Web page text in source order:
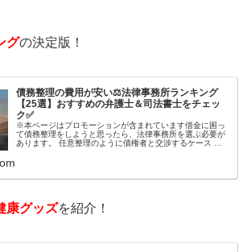
グの決定版！
債務整理の費用が安い⚖️法律事務所ランキング
【25選】おすすめの弁護士＆司法書士をチェッ
ク✅
※本ページはプロモーションが含まれています借金に困っ
て債務整理をしようと思ったら、法律事務所を選ぶ必要が
あります。 任意整理のように債権者と交渉するケース 自
康グッズを紹介！